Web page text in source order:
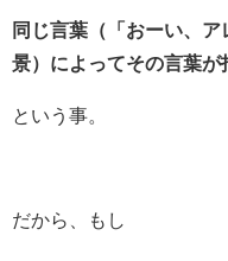
同じ言葉（「おーい、
景）によってその言葉が
という事。
だから、もし